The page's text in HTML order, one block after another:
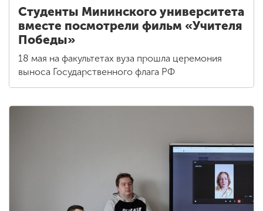
Студенты Мининского университета
вместе посмотрели фильм «Учителя
Победы»
18 мая на факультетах вуза прошла церемония
выноса Государственного флага РФ